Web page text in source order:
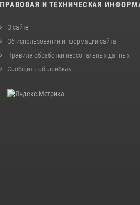
ПРАВОВАЯ И ТЕХНИЧЕСКАЯ
О сайте
Об использовании информации сайта
Правила обработки персональных данных
Сообщить об ошибках